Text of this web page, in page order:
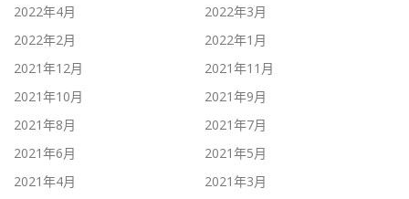
2022年4月
2022年3月
2022年2月
2022年1月
2021年12月
2021年11月
2021年10月
2021年9月
2021年8月
2021年7月
2021年6月
2021年5月
2021年4月
2021年3月